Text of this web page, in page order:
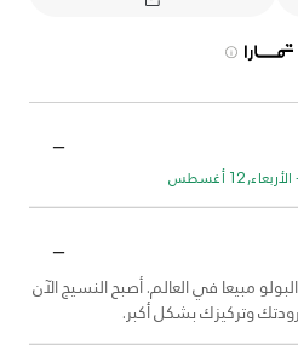
مبيعا في العالم. أصبح النسيج الآن
وتركيزك بشكل أكبر.